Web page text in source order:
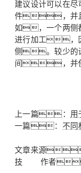
建议设计可以在
件，并且
如，一个两侧
进行加工，
侧。较少的
间，并
上一篇： 用
一篇： 不同
文章来源
技 作者